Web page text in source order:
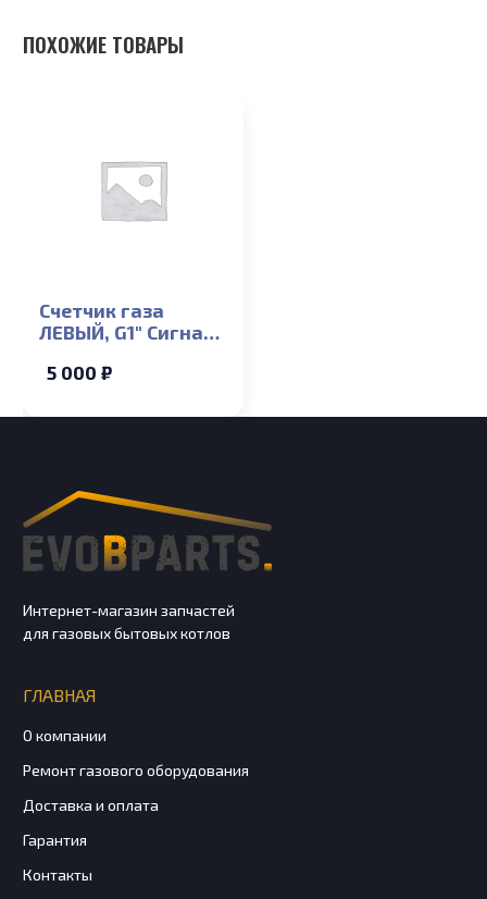
ПОХОЖИЕ ТОВАРЫ
Счетчик газа
ЛЕВЫЙ, G1″ Сигнал
5 000 ₽
Интернет-магазин запчастей
для газовых бытовых котлов
ГЛАВНАЯ
О компании
Ремонт газового оборудования
Доставка и оплата
Гарантия
Контакты